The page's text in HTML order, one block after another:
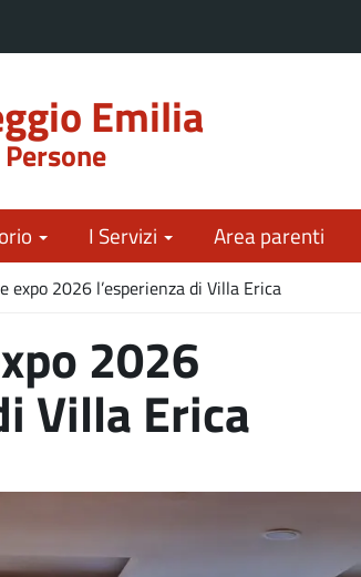
Emilia
I Servizi Area parenti
expo 2026 l’esperienza di Villa Erica
2026
Villa Erica